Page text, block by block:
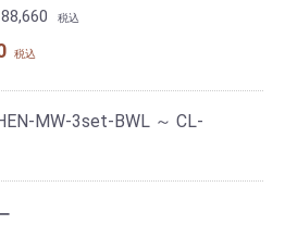
税込
税込
MW-3set-BWL ～ CL-